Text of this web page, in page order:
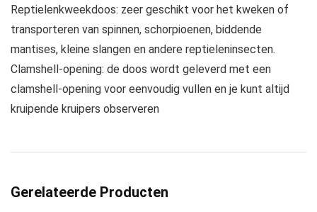
Reptielenkweekdoos: zeer geschikt voor het kweken of
transporteren van spinnen, schorpioenen, biddende
mantises, kleine slangen en andere reptieleninsecten.
Clamshell-opening: de doos wordt geleverd met een
clamshell-opening voor eenvoudig vullen en je kunt altijd
kruipende kruipers observeren
Gerelateerde Producten